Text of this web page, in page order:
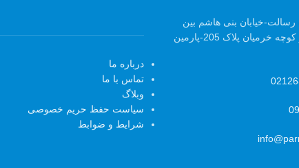
رسالت-خیابان بنی هاشم بین
کوچه حمید صالحی و کوچه خرمیان پلاک 205-پارمین
درباره ما
تماس با ما
وبلاگ
سیاست حفظ حریم خصوصی
شرایط و ضوابط